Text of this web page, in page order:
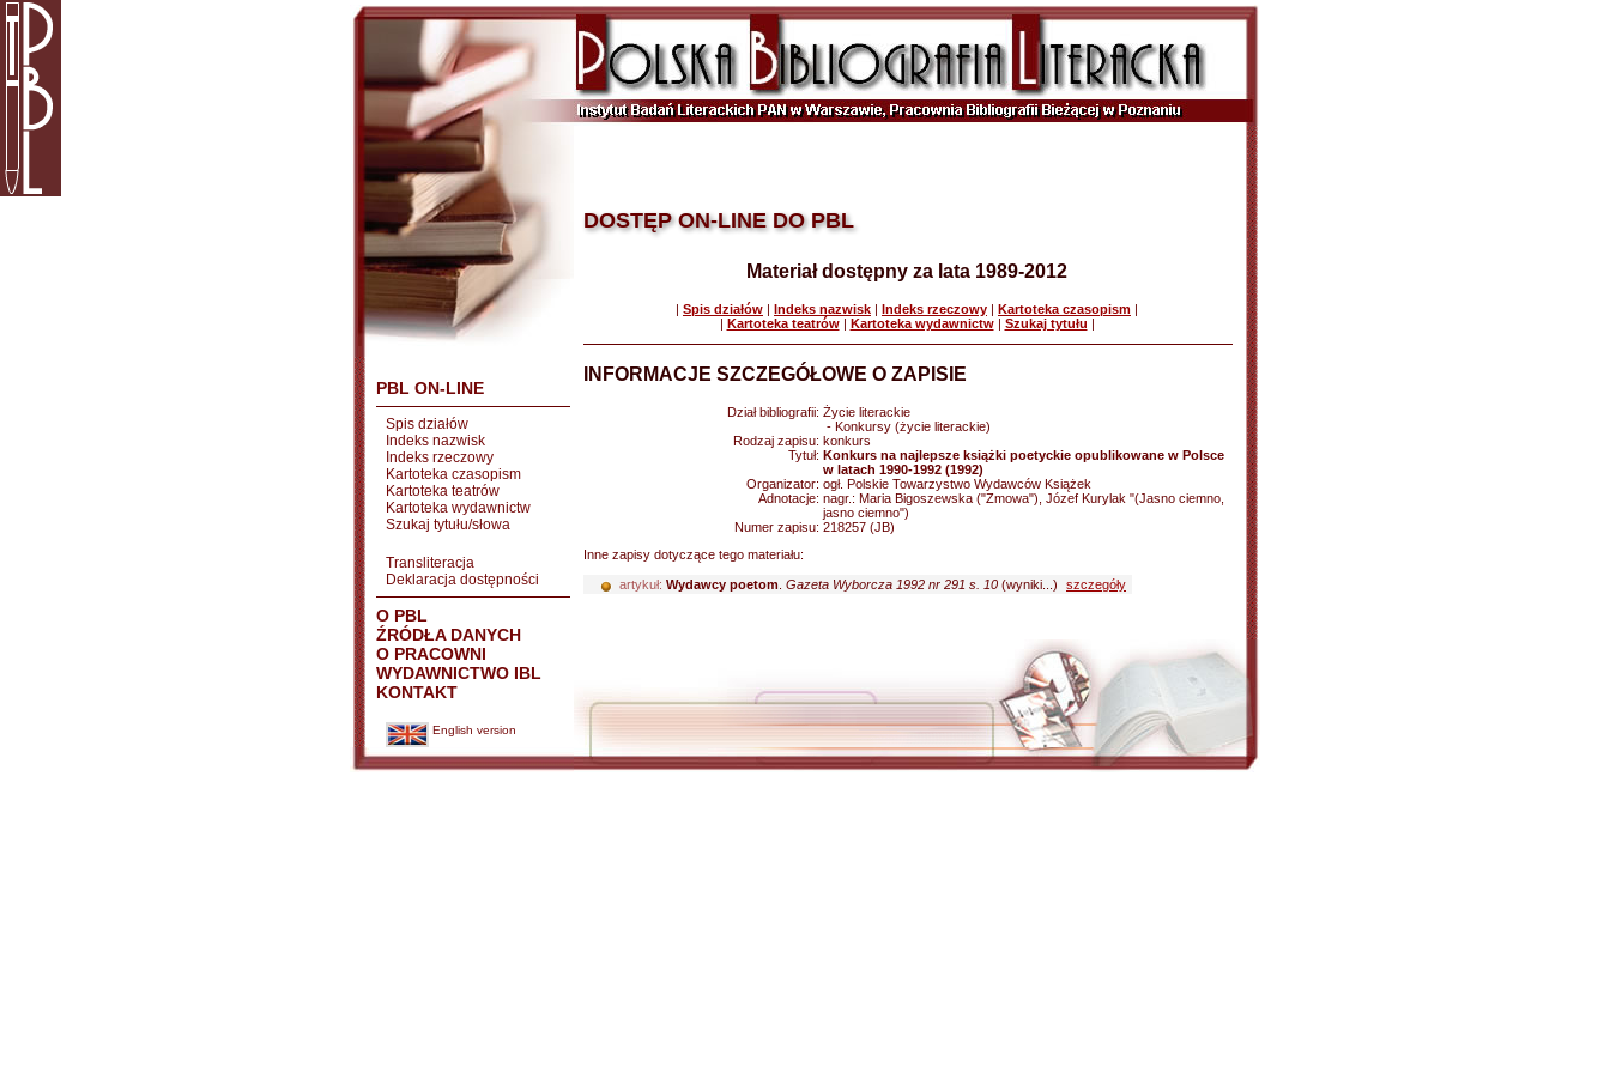
PBL ON-LINE
Spis działów
Indeks nazwisk
Indeks rzeczowy
Kartoteka czasopism
Kartoteka teatrów
Kartoteka wydawnictw
Szukaj tytułu/słowa
Transliteracja
Deklaracja dostępności
O PBL
ŹRÓDŁA DANYCH
O PRACOWNI
WYDAWNICTWO IBL
KONTAKT
English version
DOSTĘP ON-LINE DO PBL
Materiał dostępny za lata 1989-2012
| Spis działów | Indeks nazwisk | Indeks rzeczowy | Kartoteka czasopism |
| Kartoteka teatrów| Kartoteka wydawnictw| Szukaj tytułu |
INFORMACJE SZCZEGÓŁOWE O ZAPISIE
Dział bibliografii: Życie literackie
- Konkursy (życie literackie)
Rodzaj zapisu: konkurs
Tytuł: Konkurs na najlepsze książki poetyckie opublikowane w Polsce
w latach 1990-1992 (1992)
Organizator: ogł. Polskie Towarzystwo Wydawców Książek
Adnotacje: nagr.: Maria Bigoszewska ("Zmowa"), Józef Kurylak "(Jasno ciemno,
jasno ciemno")
Numer zapisu: 218257 (JB)
Inne zapisy dotyczące tego materiału:
artykuł: Wydawcy poetom Gazeta Wyborcza 1992 nr 291 s. 10 (wyniki...) szczegóły